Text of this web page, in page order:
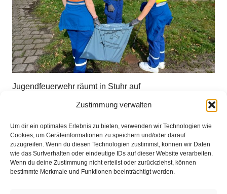
Zustimmung verwalten
Um dir ein optimales Erlebnis zu bieten, verwenden wir Technologien wie
Cookies, um Geräteinformationen zu speichern und/oder darauf
zuzugreifen. Wenn du diesen Technologien zustimmst, können wir Daten
wie das Surfverhalten oder eindeutige IDs auf dieser Website verarbeiten.
Wenn du deine Zustimmung nicht erteilst oder zurückziehst, können
bestimmte Merkmale und Funktionen beeinträchtigt werden.
Jugendfeuerwehr räumt in Stuhr auf
Impressum
Datenschutz
Kontakt